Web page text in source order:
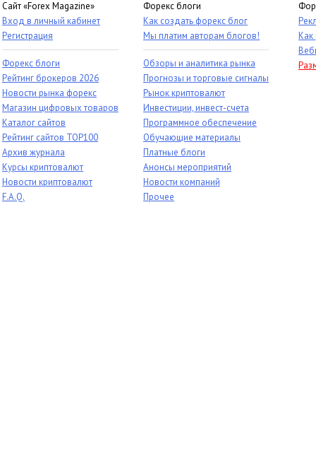
Сайт «Forex Magazine»
Вход в личный кабинет
Регистрация
Форекс блоги
Рейтинг брокеров 2026
Новости рынка форекс
Магазин цифровых товаров
Каталог сайтов
Рейтинг сайтов TOP100
Архив журнала
Курсы криптовалют
Новости криптовалют
F.A.Q.
Форекс блоги
Как создать форекс блог
Мы платим авторам блогов!
Обзоры и аналитика рынка
Прогнозы и торговые сигналы
Рынок криптовалют
Инвестиции, инвест-счета
Программное обеспечение
Обучающие материалы
Платные блоги
Анонсы мероприятий
Новости компаний
Прочее
Как